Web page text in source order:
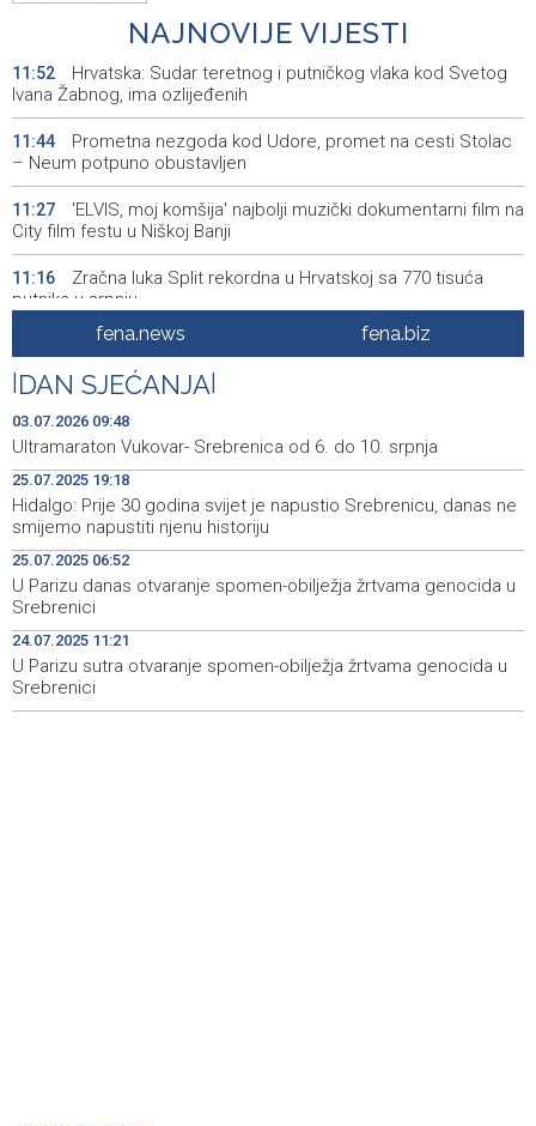
NAJNOVIJE VIJESTI
11:52
Hrvatska: Sudar teretnog i putničkog vlaka kod Svetog
Ivana Žabnog, ima ozlijeđenih
11:44
Prometna nezgoda kod Udore, promet na cesti Stolac
– Neum potpuno obustavljen
11:27
'ELVIS, moj komšija' najbolji muzički dokumentarni film na
City film festu u Niškoj Banji
11:16
Zračna luka Split rekordna u Hrvatskoj sa 770 tisuća
putnika u srpnju
Svečani doček Zelenskog u Beogradu, u fokusu
razgovora odnosi Srbije i Ukrajine
10:54
U ŽZH brojne vatrogasne intervencije, najveći požar u
Kongori
10:35
Karić: 'Jedite svoju vodu', unos vode kroz hranu prirodna
infuzija za organizam tokom vrućina
10:08
Obustavljen saobraćaj na magistralnoj cesti Stolac-
Neum, kod mjesta Udora, zbog nezgode
10:08
Šešić: Teme koje obrađuju dokumentarci tiču se svih
nas izravno ili na neki drugi način
10:07
Stručnjaci - Uz nizak nivo količine vode u rijekama,
najveći problem netretirane komunalne otpadne vode
fena.news fena.biz
DAN SJEĆANJA
03.07.2026 09:48
Ultramaraton Vukovar- Srebrenica od 6. do 10. srpnja
25.07.2025 19:18
Hidalgo: Prije 30 godina svijet je napustio Srebrenicu, danas ne
smijemo napustiti njenu historiju
25.07.2025 06:52
U Parizu danas otvaranje spomen-obilježja žrtvama genocida u
Srebrenici
24.07.2025 11:21
U Parizu sutra otvaranje spomen-obilježja žrtvama genocida u
Srebrenici